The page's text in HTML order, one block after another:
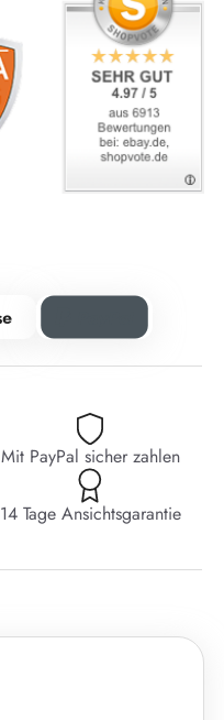
Mit PayPal sicher zahlen
14 Tage Ansichtsgarantie